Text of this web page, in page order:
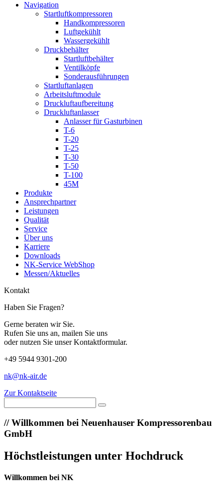
Navigation
Startluftkompressoren
Handkompressoren
Luftgekühlt
Wassergekühlt
Druckbehälter
Startluftbehälter
Ventilköpfe
Sonderausführungen
Startluftanlagen
Arbeitsluftmodule
Druckluftaufbereitung
Druckluftanlasser
Anlasser für Gasturbinen
T-6
T-20
T-25
T-30
T-50
T-100
45M
Produkte
Ansprechpartner
Leistungen
Qualität
Service
Über uns
Karriere
Downloads
NK-Service WebShop
Messen/Aktuelles
Kontakt
Haben Sie Fragen?
Gerne beraten wir Sie.
Rufen Sie uns an, mailen Sie uns
oder nutzen Sie unser Kontaktformular.
+49 5944 9301-200
nk@nk-air.de
Zur Kontaktseite
//Willkommen bei Neuenhauser Kompressorenbau
GmbH
Höchstleistungen unter Hochdruck
Willkommen bei NK